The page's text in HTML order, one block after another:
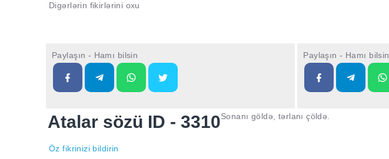
Digərlərin fikirlərini oxu
Paylaşın - Hamı bilsin Paylaşın - Hamı bilsin
Atalar sözü ID - 3310Sonanı göldə, tərlanı çöldə.
Öz fikrinizi bildirin